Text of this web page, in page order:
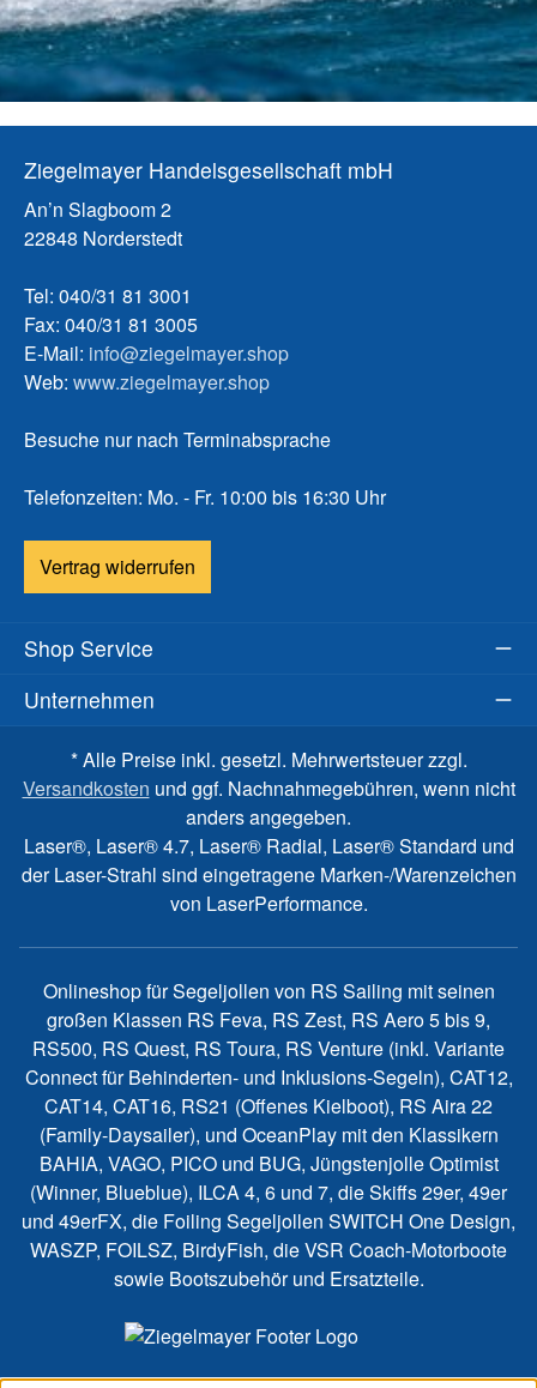
Ziegelmayer Handelsgesellschaft mbH
An’n Slagboom 2
22848 Norderstedt
Tel: 040/31 81 3001
Fax: 040/31 81 3005
E-Mail: info@ziegelmayer.shop
Web: www.ziegelmayer.shop
Besuche nur nach Terminabsprache
Telefonzeiten: Mo. - Fr. 10:00 bis 16:30 Uhr
Vertrag widerrufen
Shop Service
Unternehmen
* Alle Preise inkl. gesetzl. Mehrwertsteuer zzgl.
Versandkosten und ggf. Nachnahmegebühren, wenn nicht
anders angegeben.
Laser®, Laser® 4.7, Laser® Radial, Laser® Standard und
der Laser-Strahl sind eingetragene Marken-/Warenzeichen
von LaserPerformance.
Onlineshop für Segeljollen von RS Sailing mit seinen
großen Klassen RS Feva, RS Zest, RS Aero 5 bis 9,
RS500, RS Quest, RS Toura, RS Venture (inkl. Variante
Connect für Behinderten- und Inklusions-Segeln), CAT12,
CAT14, CAT16, RS21 (Offenes Kielboot), RS Aira 22
(Family-Daysailer), und OceanPlay mit den Klassikern
BAHIA, VAGO, PICO und BUG, Jüngstenjolle Optimist
(Winner, Blueblue), ILCA 4, 6 und 7, die Skiffs 29er, 49er
und 49erFX, die Foiling Segeljollen SWITCH One Design,
WASZP, FOILSZ, BirdyFish, die VSR Coach-Motorboote
sowie Bootszubehör und Ersatzteile.